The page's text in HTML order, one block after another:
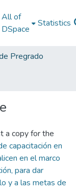
All of
DSpace
Statistics
Pregrado
a copy for the
capacitación en
en el marco
para dar
y a las metas de